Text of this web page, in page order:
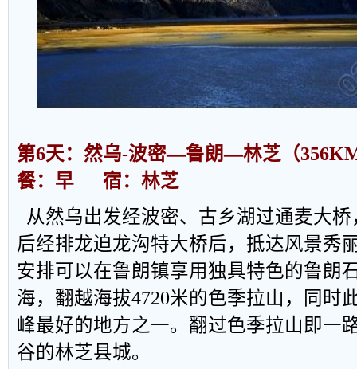
第6天：然乌-波密—鲁朗—林芝（
餐：早
宿：林芝
从然乌出发经波密、古乡湖过通麦大
后经排龙迫龙沟特大桥后，抵达风景秀
安排可以在鲁朗镇享用独具特色的鲁朗
海，翻越海拔4720米的色季拉山，同时
峰最好的地方之一。翻过色季拉山即一
谷的林芝县城。